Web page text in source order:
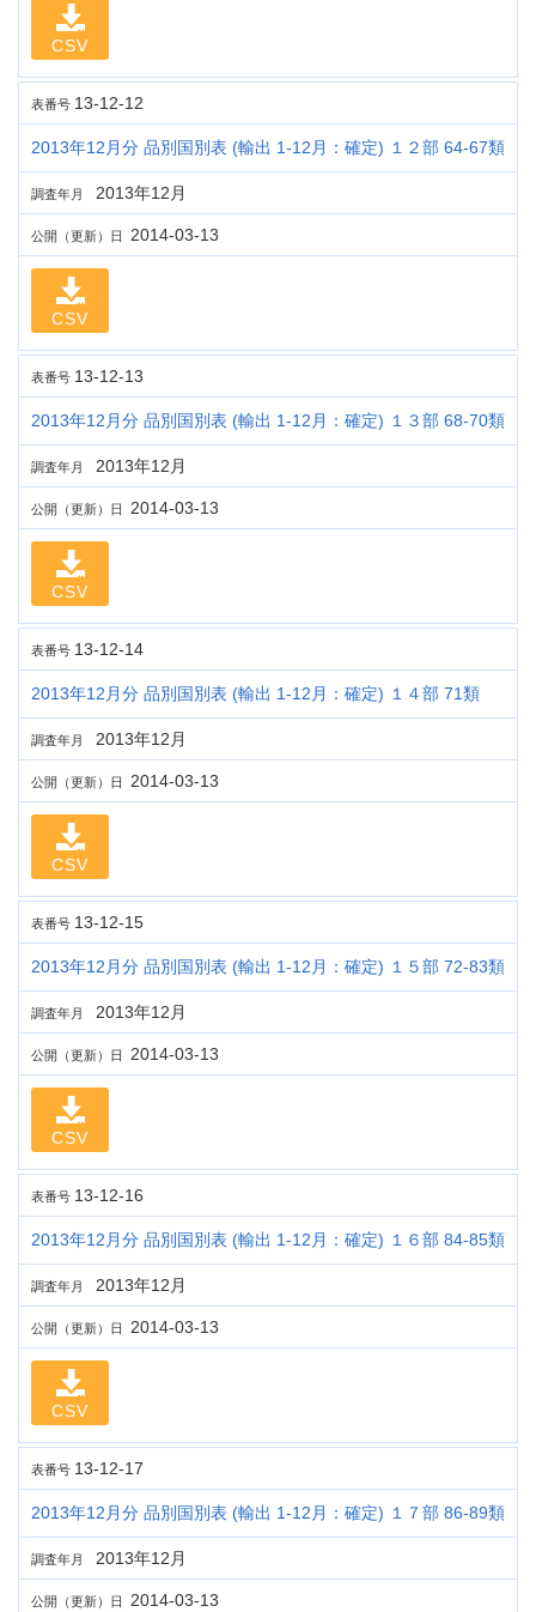
CSV
表番号 13-12-12
2013年12月分 品別国別表 (輸出 1-12月：確定) １２部 64-67類
調査年月 2013年12月
公開（更新）日 2014-03-13
CSV
表番号 13-12-13
2013年12月分 品別国別表 (輸出 1-12月：確定) １３部 68-70類
調査年月 2013年12月
公開（更新）日 2014-03-13
CSV
表番号 13-12-14
2013年12月分 品別国別表 (輸出 1-12月：確定) １４部 71類
調査年月 2013年12月
公開（更新）日 2014-03-13
CSV
表番号 13-12-15
2013年12月分 品別国別表 (輸出 1-12月：確定) １５部 72-83類
調査年月 2013年12月
公開（更新）日 2014-03-13
CSV
表番号 13-12-16
2013年12月分 品別国別表 (輸出 1-12月：確定) １６部 84-85類
調査年月 2013年12月
公開（更新）日 2014-03-13
CSV
表番号 13-12-17
2013年12月分 品別国別表 (輸出 1-12月：確定) １７部 86-89類
調査年月 2013年12月
公開（更新）日 2014-03-13